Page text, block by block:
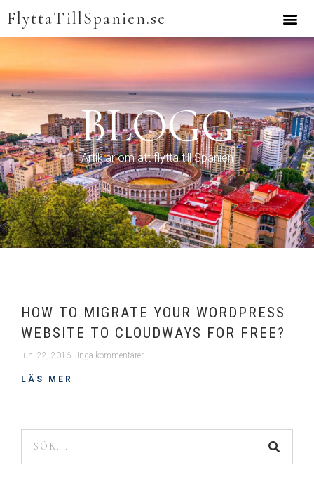
FlyttaTillSpanien.se
BLOGG
Artiklar om att flytta till Spanien
HOW TO MIGRATE YOUR WORDPRESS
WEBSITE TO CLOUDWAYS FOR FREE?
juni 22, 2016 Inga kommentarer
LÄS MER